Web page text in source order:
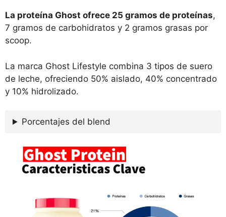
La proteína Ghost ofrece 25 gramos de proteínas,
7 gramos de carbohidratos y 2 gramos grasas por
scoop.
La marca Ghost Lifestyle combina 3 tipos de suero
de leche, ofreciendo 50% aislado, 40% concentrado
y 10% hidrolizado.
Porcentajes del blend